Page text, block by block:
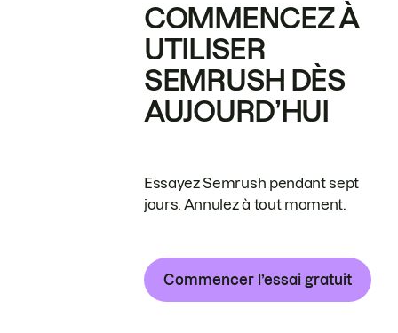
COMMENCEZ À
UTILISER
SEMRUSH DÈS
AUJOURD’HUI
Essayez Semrush pendant sept
jours. Annulez à tout moment.
Commencer l’essai gratuit